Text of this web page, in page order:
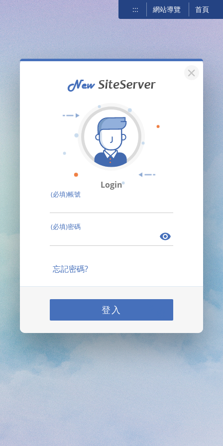
::: 網站導覽 首頁
關閉
Login
(必填)帳號
(必填)密碼
忘記密碼?
登入